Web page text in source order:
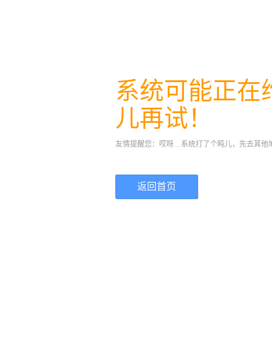
系统可能正在
儿再试！
友情提醒您：哎呀…系统打了个盹儿，先去其他
返回首页